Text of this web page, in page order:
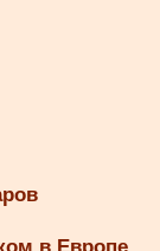
в Европе